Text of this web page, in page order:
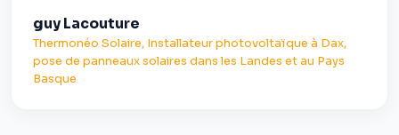
guy Lacouture
Thermonéo Solaire, Installateur photovoltaïque à Dax,
pose de panneaux solaires dans les Landes et au Pays
Basque